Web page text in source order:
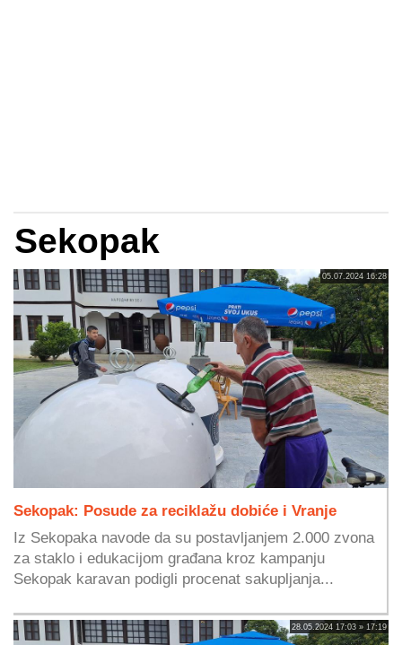
Sekopak
05.07.2024 16:28
Sekopak: Posude za reciklažu dobiće i Vranje
Iz Sekopaka navode da su postavljanjem 2.000 zvona
za staklo i edukacijom građana kroz kampanju
Sekopak karavan podigli procenat sakupljanja...
28.05.2024 17:03 » 17:19